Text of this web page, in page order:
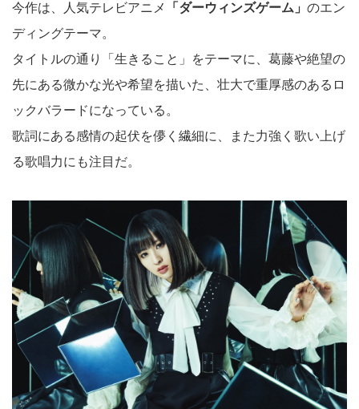
今作は、人気テレビアニメ 「ダーウィンズゲーム」 のエン
ディングテーマ。
タイトルの通り「生きること」をテーマに、葛藤や絶望の
先にある微かな光や希望を描いた、壮大で重厚感のあるロ
ックバラードになっている。
歌詞にある感情の起伏を儚く繊細に、また力強く歌い上げ
る歌唱力にも注目だ。